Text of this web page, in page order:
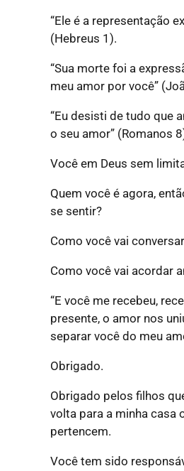
“Ele é a representação
(Hebreus 1).
“Sua morte foi a
meu amor por você”
“Eu desisti de tudo que
o seu amor”(Romanos
Você em Deus sem
Quem você é agora,
se sentir?
Como você vai
Como você vai acordar
“E você me recebeu,
presente, o amor nos
separar você do meu
Obrigado.
Obrigado pelos filhos
volta para a minha casa
pertencem.
Você tem sido